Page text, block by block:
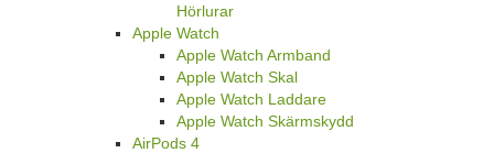
Hörlurar
Apple Watch
Apple Watch Armband
Apple Watch Skal
Apple Watch Laddare
Apple Watch Skärmskydd
AirPods 4